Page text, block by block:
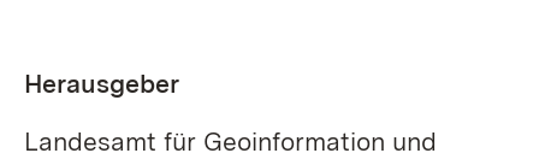
Herausgeber
Landesamt für Geoinformation und